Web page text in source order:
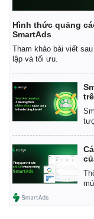
Kinh tế
Khởi nghiệp
Hình thức quảng
SmartAds
Tham khảo bài viết
lập và tối ưu.